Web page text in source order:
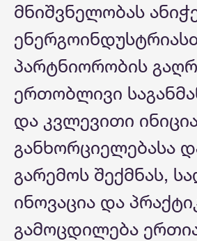
მნიშვნელობას
პარტნიორობის
ერთობლივი
და კვლევითი
განხორციელებასა
გარემოს შექმნას,
ინოვაცია და
გამოცდილება